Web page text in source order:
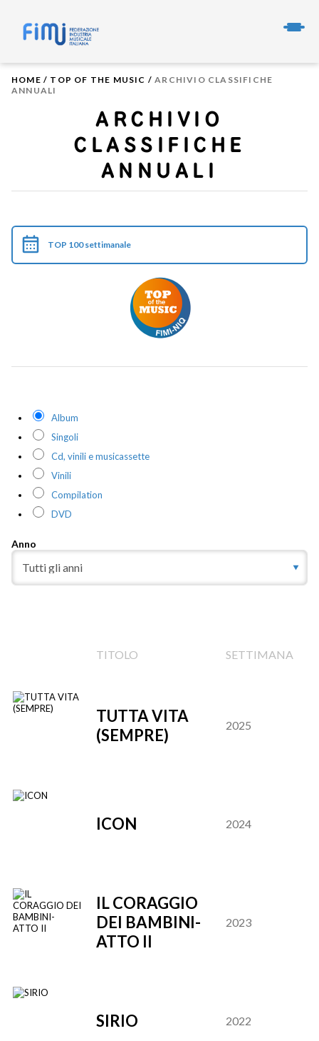
HOME / TOP OF THE MUSIC /ARCHIVIO CLASSIFICHE
ANNUALI
ARCHIVIO
CLASSIFICHE
ANNUALI
TOP 100 settimanale
Album
Singoli
Cd, vinili e musicassette
Vinili
Compilation
DVD
Anno
TITOLO SETTIMANA
TUTTA VITA
(SEMPRE)
2025
ICON 2024
IL CORAGGIO
DEI BAMBINI-
ATTO II
2023
SIRIO 2022